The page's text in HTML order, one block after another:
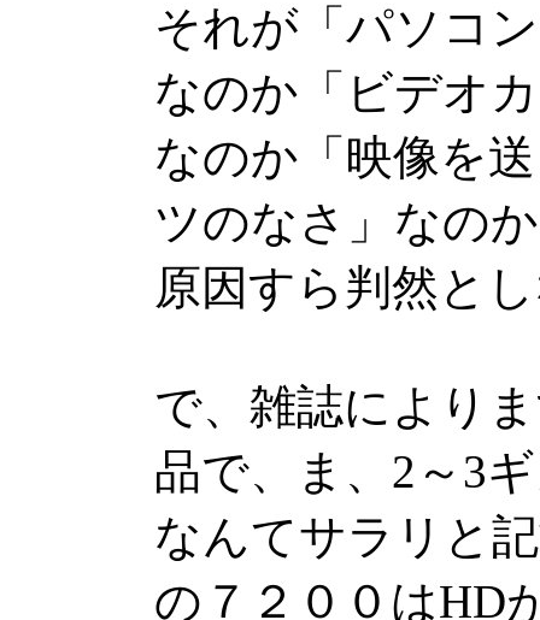
それが「パソコ
なのか「ビデオ
なのか「映像を
ツのなさ」なの
原因すら判然と
で、雑誌により
品で、ま、2～3
なんてサラリと
の７２００はHD